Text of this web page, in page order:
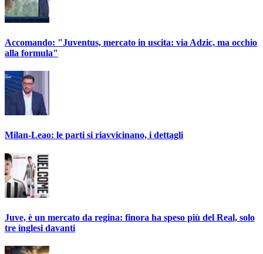
Accomando: "Juventus, mercato in uscita: via Adzic, ma occhio
alla formula"
Milan-Leao: le parti si riavvicinano, i dettagli
Juve, è un mercato da regina: finora ha speso più del Real, solo
tre inglesi davanti